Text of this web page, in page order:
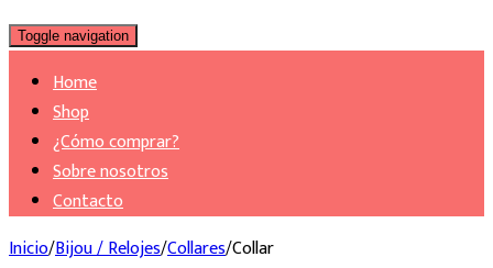
Toggle navigation
Home
Shop
¿Cómo comprar?
Sobre nosotros
Contacto
Inicio/Bijou / Relojes/Collares/Collar